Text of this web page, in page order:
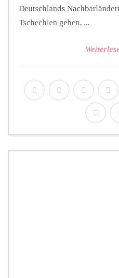
Deutschlands
Tschechien geben, ...